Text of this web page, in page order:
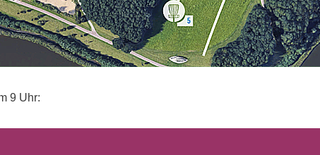
9 Uhr: